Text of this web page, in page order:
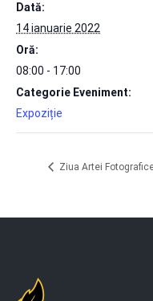
Dată:
14 ianuarie 2022
Oră:
08:00 - 17:00
Categorie Eveniment:
Expoziție
Ziua Artei